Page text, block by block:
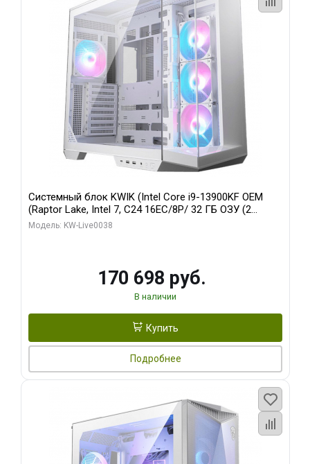
Системный блок KWIK (Intel Core i9-13900KF OEM
(Raptor Lake, Intel 7, C24 16EC/8P/ 32 ГБ ОЗУ (2
модуля)/ Gigabyte RX9070XT GAMING OC 16GB GDDR6
Модель: KW-Live0038
170 698 руб.
В наличии
Купить
Подробнее